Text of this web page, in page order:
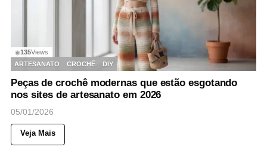
◉135Views
ARTESANATO
CROCHÊ DIY
Peças de crochê modernas que estão esgotando
nos sites de artesanato em 2026
05/01/2026
Veja Mais